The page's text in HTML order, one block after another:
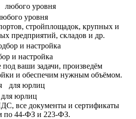
уровня
стройплощадок, крупных и
предприятий, складов и др.
и настройка
ваши задачи, произведём
и обеспечим нужным объёмом.
юрлиц
все документы и сертификаты
по 44-ФЗ и 223-ФЗ.